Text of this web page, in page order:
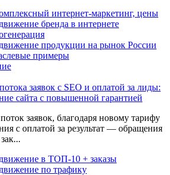
интернет-маркетинг, цены
бренда в интернете
продукции на рынок России
примеры
заявок с SEO и оплатой за лиды:
сайта с повышенной гарантией
заявок, благодаря новому тарифу
с оплатой за результат — обращения
в ТОП-10 + заказы
по трафику